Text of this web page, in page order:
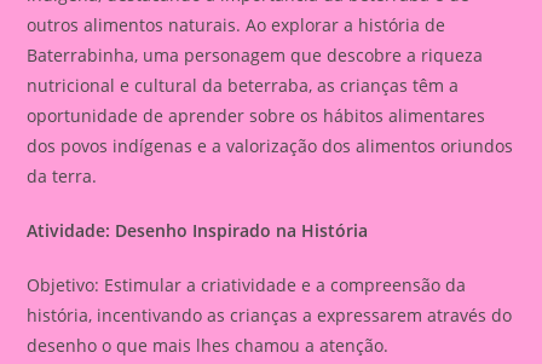
outros alimentos naturais. Ao explorar a história de
Baterrabinha, uma personagem que descobre a riqueza
nutricional e cultural da beterraba, as crianças têm a
oportunidade de aprender sobre os hábitos alimentares
dos povos indígenas e a valorização dos alimentos oriundos
da terra.
Atividade: Desenho Inspirado na História
Objetivo: Estimular a criatividade e a compreensão da
história, incentivando as crianças a expressarem através do
desenho o que mais lhes chamou a atenção.